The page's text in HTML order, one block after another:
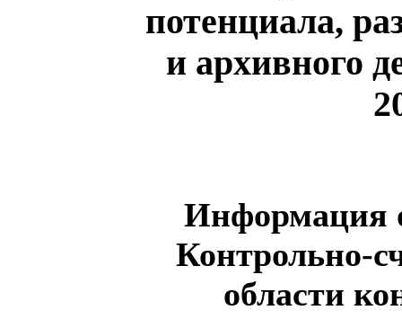
потенциала,
и архивного
Информация
Контрольно-
области